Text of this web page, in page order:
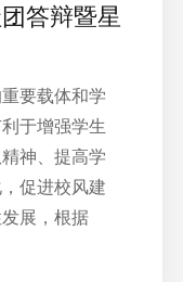
答辩暨星
要载体和学
于增强学生
神、提高学
促进校风建
展，根据